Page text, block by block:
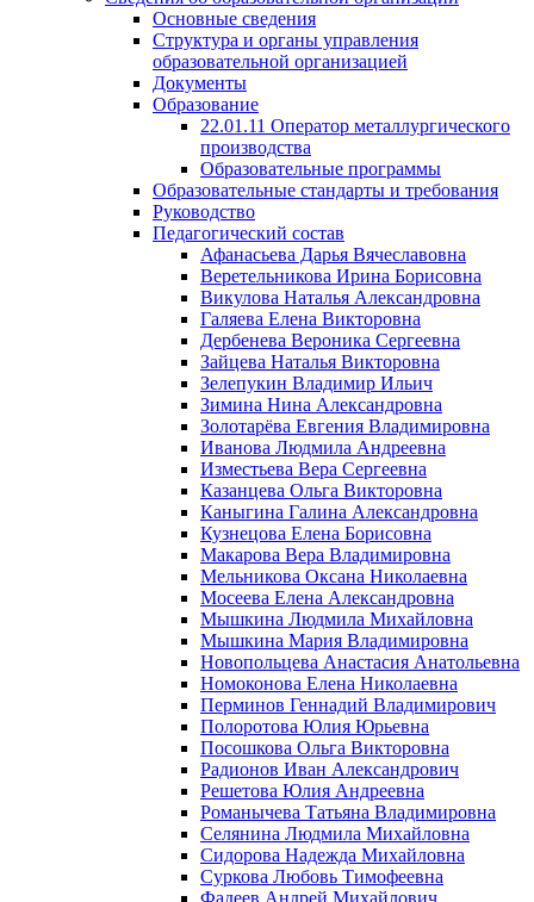
Основные сведения
Структура и органы управления
образовательной организацией
Документы
Образование
22.01.11 Оператор металлургического
производства
Образовательные программы
Образовательные стандарты и требования
Руководство
Педагогический состав
Афанасьева Дарья Вячеславовна
Веретельникова Ирина Борисовна
Викулова Наталья Александровна
Галяева Елена Викторовна
Дербенева Вероника Сергеевна
Зайцева Наталья Викторовна
Зелепукин Владимир Ильич
Зимина Нина Александровна
Золотарёва Евгения Владимировна
Иванова Людмила Андреевна
Изместьева Вера Сергеевна
Казанцева Ольга Викторовна
Каныгина Галина Александровна
Кузнецова Елена Борисовна
Макарова Вера Владимировна
Мельникова Оксана Николаевна
Мосеева Елена Александровна
Мышкина Людмила Михайловна
Мышкина Мария Владимировна
Новопольцева Анастасия Анатольевна
Номоконова Елена Николаевна
Перминов Геннадий Владимирович
Полоротова Юлия Юрьевна
Посошкова Ольга Викторовна
Радионов Иван Александрович
Решетова Юлия Андреевна
Романычева Татьяна Владимировна
Селянина Людмила Михайловна
Сидорова Надежда Михайловна
Суркова Любовь Тимофеевна
Фадеев Андрей Михайлович